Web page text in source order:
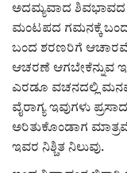
ಅದಮ್ಯವಾದ
ಮಂಟಪದ ಗಮನಕ್ಕೆ
ಬಂದ ಶರಣರಿಗೆ
ಆಚರಣೆ ಆಗಬೇಕೆನ್ನುವ
ಎರಡೂ ವಚನದಲ್ಲಿ
ವೈರಾಗ್ಯ ಇವುಗಳು
ಅರಿತುಕೊಂಡಾಗ
ಇವರ ನಿಶ್ಚಿತ ನಿಲುವು.